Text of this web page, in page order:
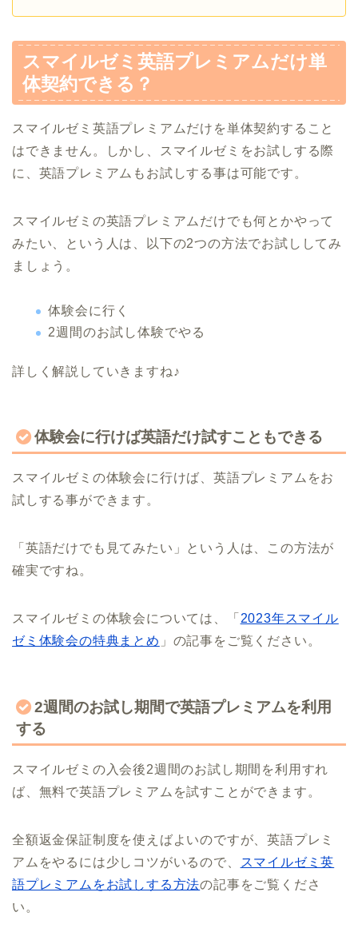
スマイルゼミ英語プレミアムだけ単
体契約できる？
スマイルゼミ英語プレミアムだけを単体契約すること
はできません。しかし、スマイルゼミをお試しする際
に、英語プレミアムもお試しする事は可能です。
スマイルゼミの英語プレミアムだけでも何とかやって
みたい、という人は、以下の2つの方法でお試ししてみ
ましょう。
体験会に行く
2週間のお試し体験でやる
詳しく解説していきますね♪
体験会に行けば英語だけ試すこともできる
スマイルゼミの体験会に行けば、英語プレミアムをお
試しする事ができます。
「英語だけでも見てみたい」という人は、この方法が
確実ですね。
スマイルゼミの体験会については、「 2023年スマイル
ゼミ体験会の特典まとめ 」の記事をご覧ください。
2週間のお試し期間で英語プレミアムを利用
する
スマイルゼミの入会後2週間のお試し期間を利用すれ
ば、無料で英語プレミアムを試すことができます。
全額返金保証制度を使えばよいのですが、英語プレミ
アムをやるには少しコツがいるので、
スマイルゼミ英
語プレミアムをお試しする方法の記事をご覧くださ
い。